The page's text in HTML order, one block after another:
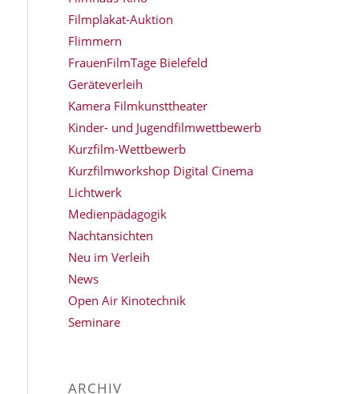
Filmplakat-Auktion
Flimmern
FrauenFilmTage Bielefeld
Geräteverleih
Kamera Filmkunsttheater
Kinder- und Jugendfilmwettbewerb
Kurzfilm-Wettbewerb
Kurzfilmworkshop Digital Cinema
Lichtwerk
Medienpädagogik
Nachtansichten
Neu im Verleih
News
Open Air Kinotechnik
Seminare
ARCHIV